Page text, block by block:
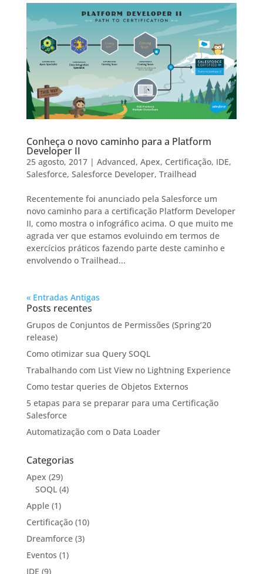
Conheça o novo caminho para a Platform
Developer II
25 agosto, 2017| Advanced, Apex, Certificação, IDE,
Salesforce, Salesforce Developer, Trailhead
Recentemente foi anunciado pela Salesforce um
novo caminho para a certificação Platform Developer
II, como mostra o infográfico acima. O que muito me
agrada ver que estamos evoluindo em termos de
exercícios práticos fazendo parte deste caminho e
envolvendo o Trailhead...
« Entradas Antigas
Posts recentes
Grupos de Conjuntos de Permissões (Spring’20
release)
Como otimizar sua Query SOQL
Trabalhando com List View no Lightning Experience
Como testar queries de Objetos Externos
5 etapas para se preparar para uma Certificação
Salesforce
Automatização com o Data Loader
Categorias
Apex (29)
SOQL(4)
Apple(1)
Certificação(10)
Dreamforce(3)
Eventos (1)
IDE (9)